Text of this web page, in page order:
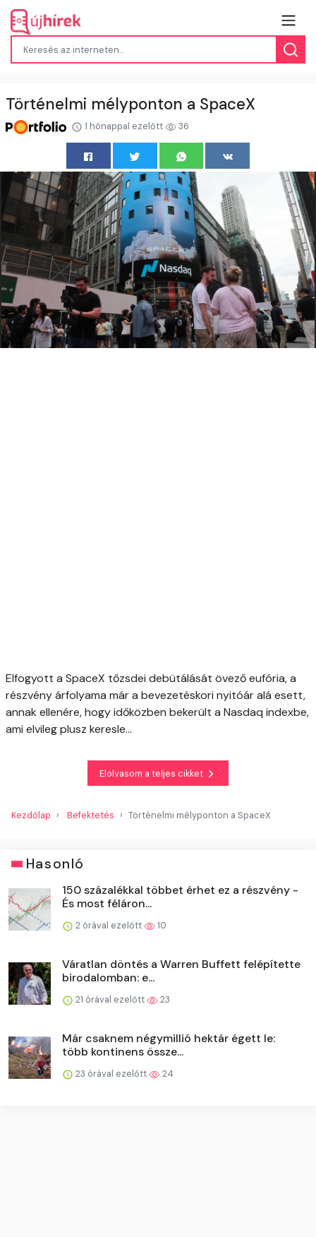
Történelmi mélyponton a SpaceX
1 hónappal ezelőtt 36
Elfogyott a SpaceX tőzsdei debütálását övező eufória, a
részvény árfolyama már a bevezetéskori nyitóár alá esett,
annak ellenére, hogy időközben bekerült a Nasdaq indexbe,
ami elvileg plusz keresle...
Elolvasom a teljes cikket
Kezdőlap Befektetés Történelmi mélyponton a SpaceX
Hasonló
150 százalékkal többet érhet ez a részvény -
És most féláron...
2 órával ezelőtt 10
Váratlan döntés a Warren Buffett felépítette
birodalomban: e...
21 órával ezelőtt 23
Már csaknem négymillió hektár égett le:
több kontinens össze...
23 órával ezelőtt 24